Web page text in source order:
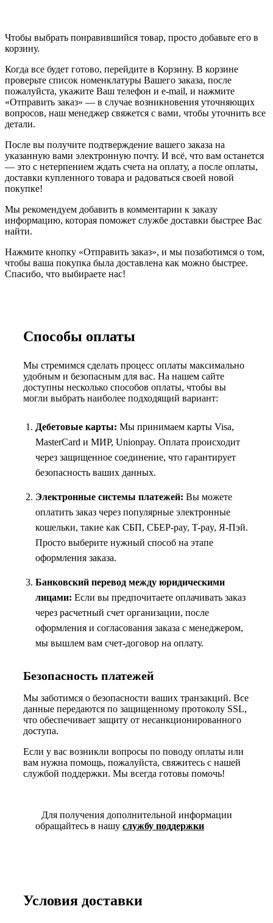
Чтобы выбрать понравившийся товар, просто добавьте его в
корзину.
Когда все будет готово, перейдите в Корзину. В корзине
проверьте список номенклатуры Вашего заказа, после
пожалуйста, укажите Ваш телефон и e-mail, и нажмите
«Отправить заказ» — в случае возникновения уточняющих
вопросов, наш менеджер свяжется с вами, чтобы уточнить все
детали.
После вы получите подтверждение вашего заказа на
указанную вами электронную почту. И всё, что вам останется
— это с нетерпением ждать счета на оплату, а после оплаты,
доставки купленного товара и радоваться своей новой
покупке!
Мы рекомендуем добавить в комментарии к заказу
информацию, которая поможет службе доставки быстрее Вас
найти.
Нажмите кнопку «Отправить заказ», и мы позаботимся о том,
чтобы ваша покупка была доставлена как можно быстрее.
Спасибо, что выбираете нас!
Способы оплаты
Мы стремимся сделать процесс оплаты максимально
удобным и безопасным для вас. На нашем сайте
доступны несколько способов оплаты, чтобы вы
могли выбрать наиболее подходящий вариант:
Дебетовые карты: Мы принимаем карты Visa,
MasterCard и МИР, Unionpay. Оплата происходит
через защищенное соединение, что гарантирует
безопасность ваших данных.
Электронные системы платежей: Вы можете
оплатить заказ через популярные электронные
кошельки, такие как СБП, СБЕР-pay, T-pay, Я-Пэй.
Просто выберите нужный способ на этапе
оформления заказа.
Банковский перевод между юридическими
лицами: Если вы предпочитаете оплачивать заказ
через расчетный счет организации, после
оформления и согласования заказа с менеджером,
мы вышлем вам счет-договор на оплату.
Безопасность платежей
Мы заботимся о безопасности ваших транзакций. Все
данные передаются по защищенному протоколу SSL,
что обеспечивает защиту от несанкционированного
доступа.
Если у вас возникли вопросы по поводу оплаты или
вам нужна помощь, пожалуйста, свяжитесь с нашей
службой поддержки. Мы всегда готовы помочь!
Для получения дополнительной информации
обращайтесь в нашу службу поддержки
Условия доставки